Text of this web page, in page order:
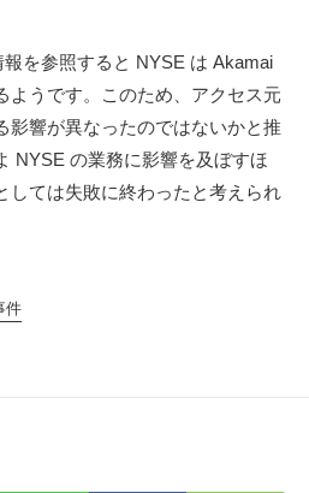
を参照すると NYSE は Akamai
ようです。このため、アクセス元
影響が異なったのではないかと推
NYSE の業務に影響を及ぼすほ
しては失敗に終わったと考えられ
件